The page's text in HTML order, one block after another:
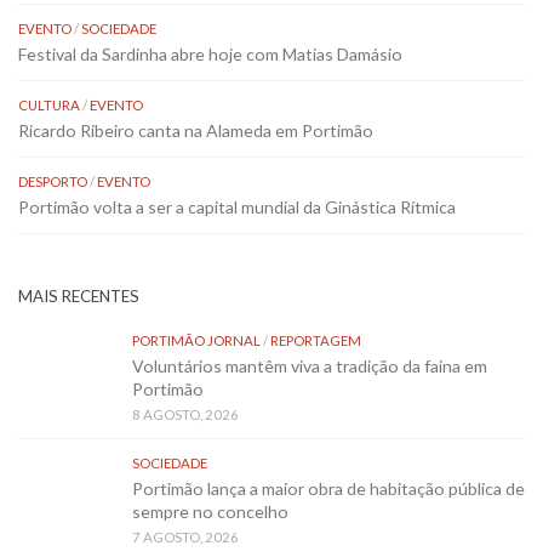
EVENTO/SOCIEDADE
Festival da Sardinha abre hoje com Matias Damásio
CULTURA/EVENTO
Ricardo Ribeiro canta na Alameda em Portimão
DESPORTO/EVENTO
Portimão volta a ser a capital mundial da Ginástica Rítmica
MAIS RECENTES
PORTIMÃO JORNAL /REPORTAGEM
Voluntários mantêm viva a tradição da faina em
Portimão
8 AGOSTO, 2026
SOCIEDADE
Portimão lança a maior obra de habitação pública de
sempre no concelho
7 AGOSTO, 2026